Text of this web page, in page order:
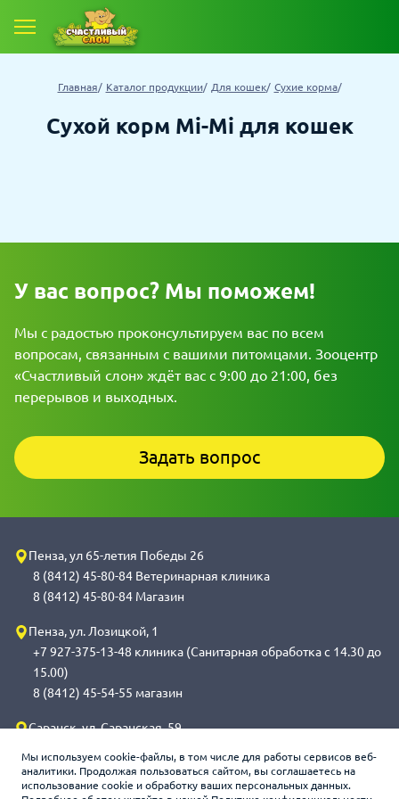
Мы используем cookie-файлы, в том числе для работы сервисов веб-
аналитики. Продолжая пользоваться сайтом, вы соглашаетесь на
использование cookie и обработку ваших персональных данных.
Главная Каталог продукции Для кошек Сухие корма
Сухой корм Mi-Mi для кошек
У вас вопрос? Мы поможем!
Мы с радостью проконсультируем вас по всем
вопросам, связанным с вашими питомцами. Зооцентр
«Счастливый слон» ждёт вас с 9:00 до 21:00, без
перерывов и выходных.
Задать вопрос
Пенза, ул 65-летия Победы 26
8 (8412) 45-80-84 Ветеринарная клиника
8 (8412) 45-80-84 Магазин
Пенза, ул. Лозицкой, 1
+7 927-375-13-48 клиника (Санитарная обработка с 14.30 до
15.00)
8 (8412) 45-54-55 магазин
Саранск, ул. Саранская, 59
обработка с 14.00 до 14.30)
8 (8342) 272-275 магазин